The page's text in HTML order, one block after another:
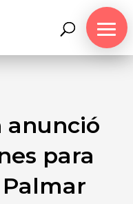
anunció
para